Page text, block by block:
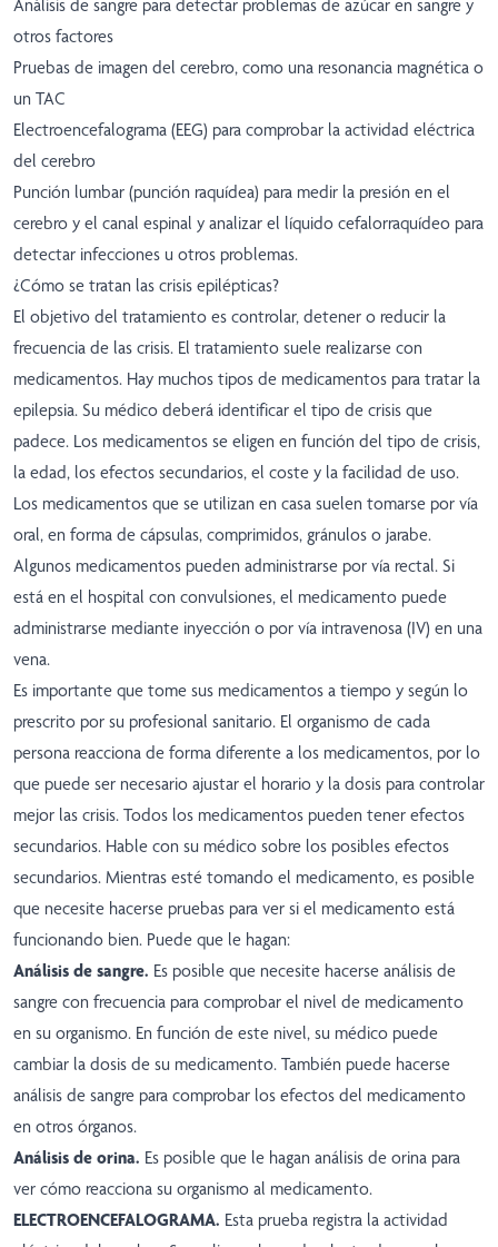
Análisis de sangre para detectar problemas de azúcar en sangre y
otros factores
Pruebas de imagen del cerebro, como una resonancia magnética o
un TAC
Electroencefalograma (EEG) para comprobar la actividad eléctrica
del cerebro
Punción lumbar (punción raquídea) para medir la presión en el
cerebro y el canal espinal y analizar el líquido cefalorraquídeo para
detectar infecciones u otros problemas.
¿Cómo se tratan las crisis epilépticas?
El objetivo del tratamiento es controlar, detener o reducir la
frecuencia de las crisis. El tratamiento suele realizarse con
medicamentos. Hay muchos tipos de medicamentos para tratar la
epilepsia. Su médico deberá identificar el tipo de crisis que
padece. Los medicamentos se eligen en función del tipo de crisis,
la edad, los efectos secundarios, el coste y la facilidad de uso.
Los medicamentos que se utilizan en casa suelen tomarse por vía
oral, en forma de cápsulas, comprimidos, gránulos o jarabe.
Algunos medicamentos pueden administrarse por vía rectal. Si
está en el hospital con convulsiones, el medicamento puede
administrarse mediante inyección o por vía intravenosa (IV) en una
vena.
Es importante que tome sus medicamentos a tiempo y según lo
prescrito por su profesional sanitario. El organismo de cada
persona reacciona de forma diferente a los medicamentos, por lo
que puede ser necesario ajustar el horario y la dosis para controlar
mejor las crisis. Todos los medicamentos pueden tener efectos
secundarios. Hable con su médico sobre los posibles efectos
secundarios. Mientras esté tomando el medicamento, es posible
que necesite hacerse pruebas para ver si el medicamento está
funcionando bien. Puede que le hagan:
Análisis de sangre. Es posible que necesite hacerse análisis de
sangre con frecuencia para comprobar el nivel de medicamento
en su organismo. En función de este nivel, su médico puede
cambiar la dosis de su medicamento. También puede hacerse
análisis de sangre para comprobar los efectos del medicamento
en otros órganos.
Análisis de orina. Es posible que le hagan análisis de orina para
ver cómo reacciona su organismo al medicamento.
ELECTROENCEFALOGRAMA. Esta prueba registra la actividad